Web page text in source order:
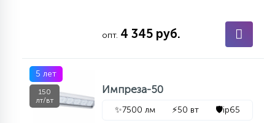
опт. 4 345 руб.
5 лет
150
лт/вт
Импреза-50
✨7500 лм ⚡50 вт 🛡️ip65